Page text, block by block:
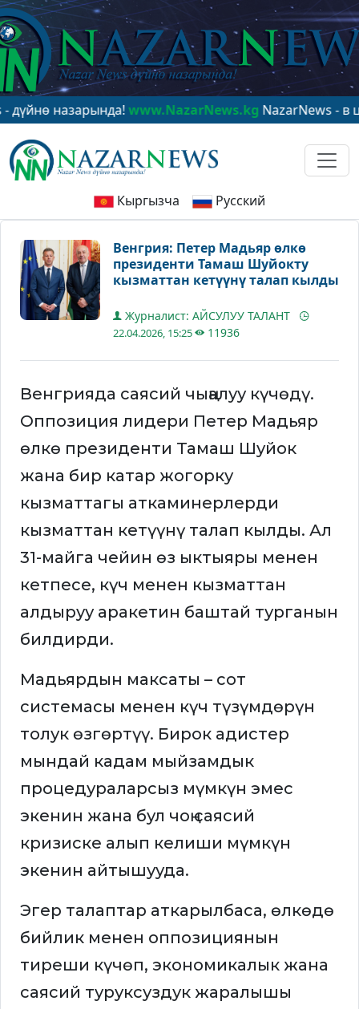
назарында!www.NazarNews.kgNazarNews - в
Кыргызча Русский
Венгрия: Петер Мадьяр өлкө
президенти Тамаш Шуйокту
кызматтан кетүүнү талап кылды
Журналист: АЙСУЛУУ ТАЛАНТ
22.04.2026, 15:25 11936
Венгрияда саясий чыңалуу күчөдү.
Оппозиция лидери Петер Мадьяр
өлкө президенти Тамаш Шуйок
жана бир катар жогорку
кызматтагы аткаминерлерди
кызматтан кетүүнү талап кылды. Ал
31-майга чейин өз ыктыяры менен
кетпесе, күч менен кызматтан
алдыруу аракетин баштай турганын
билдирди.
Мадьярдын максаты – сот
системасы менен күч түзүмдөрүн
толук өзгөртүү. Бирок адистер
мындай кадам мыйзамдык
процедураларсыз мүмкүн эмес
экенин жана бул чоң саясий
кризиске алып келиши мүмкүн
экенин айтышууда.
Эгер талаптар аткарылбаса, өлкөдө
бийлик менен оппозициянын
тиреши күчөп, экономикалык жана
саясий туруксуздук жаралышы